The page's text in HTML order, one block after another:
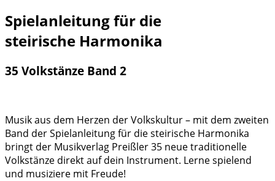
Spielanleitung für die
steirische Harmonika
35 Volkstänze Band 2
Musik aus dem Herzen der Volkskultur – mit dem zweiten
Band der Spielanleitung für die steirische Harmonika
bringt der Musikverlag Preißler 35 neue traditionelle
Volkstänze direkt auf dein Instrument. Lerne spielend
und musiziere mit Freude!